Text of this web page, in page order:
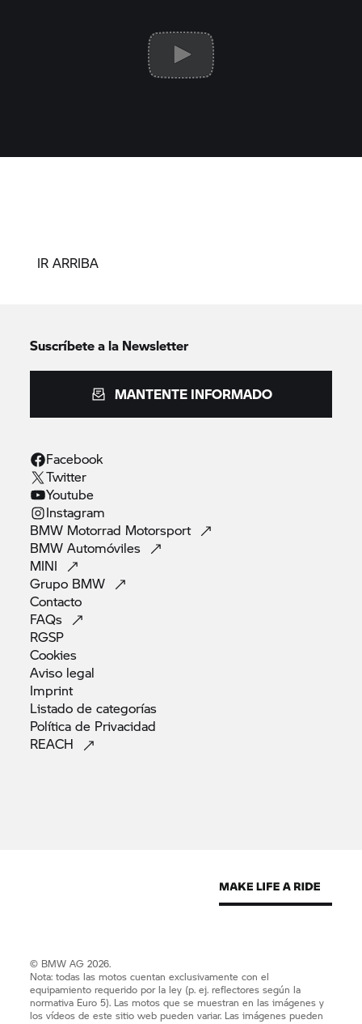
IR ARRIBA
Suscríbete a la Newsletter
MANTENTE INFORMADO
Facebook
Twitter
Youtube
Instagram
BMW Motorrad Motorsport
BMWAutomóviles
MINI
Grupo BMW
Contacto
FAQs
RGSP
Cookies
Aviso legal
Imprint
Listado decategorías
Política de Privacidad
REACH
© BMW AG 2026.
Nota: todas las motos cuentan exclusivamente con el
equipamiento requerido por la ley (p. ej. reflectores según la
normativa Euro 5). Las motos que se muestran en las imágenes y
los vídeos de este sitio web pueden variar. Las imágenes pueden